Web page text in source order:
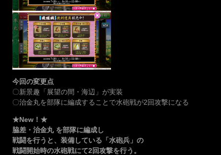
今回の変更点
〇新景趣「展望の間・海辺」が実装
〇治金丸を部隊に編成することで水砲戦が2回攻撃になる
★New！★
脇差・治金丸 を部隊に編成し
戦闘を行うと、装備している「水砲兵」の
戦闘開始時の水砲戦にて2回攻撃を行う。